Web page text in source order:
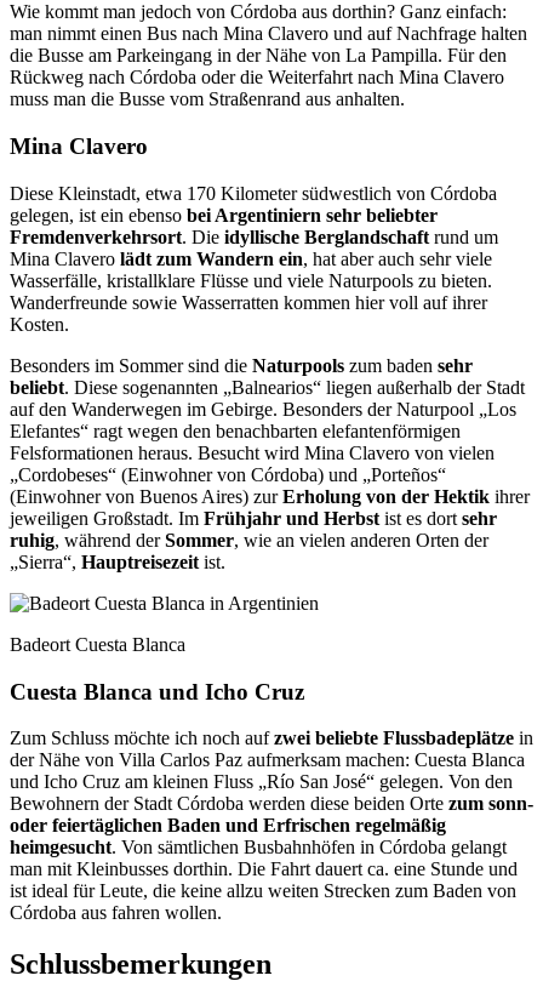
Wie kommt man jedoch von Córdoba aus dorthin? Ganz ein­fach:
man nimmt einen Bus nach Mina Clavero und auf Nachfrage halten
die Busse am Parkeingang in der Nähe von La Pampilla. Für den
Rückweg nach Córdoba oder die Wei­terfahrt nach Mina Clavero
muss man die Busse vom Straßenrand aus anhalten.
Mina Clavero
Diese Kleinstadt, etwa 170 Kilometer südwestlich von Córdoba
gelegen, ist ein ebenso bei Argentiniern sehr beliebter
Fremdenverkehrsort. Die idyllische Berglandschaft rund um
Mina Clavero lädt zum Wandern ein, hat aber auch sehr viele
Wasserfälle, kristallklare Flüsse und viele Naturpools zu bieten.
Wanderfreunde sowie Wasserratten kommen hier voll auf ihrer
Kosten.
Besonders im Sommer sind die Naturpools zum baden sehr
beliebt. Diese sogenannten „Balnearios“ liegen außerhalb der Stadt
auf den Wanderwegen im Ge­birge. Besonders der Naturpool „Los
Elefantes“ ragt wegen den benachbarten elefanten­förmigen
Felsformationen heraus. Besucht wird Mina Clavero von vielen
„Cordobeses“ (Einwohner von Córdoba) und „Porteños“
(Einwohner von Buenos Aires) zurErholung von der Hektik ihrer
jeweiligen Großstadt. Im Frühjahr und Herbst ist es dort sehr
ruhig, wäh­rend derSommer, wie an vielen anderen Orten der
„Sierra“, Hauptreisezeit ist.
Badeort Cuesta Blanca
Cuesta Blanca und Icho Cruz
Zum Schluss möchte ich noch aufzwei beliebte Flussbadeplätze in
der Nähe von Villa Carlos Paz aufmerksam machen: Cuesta Blanca
und Icho Cruz am kleinen Fluss „Río San José“ gelegen. Von den
Bewohnern der Stadt Córdoba werden diese beiden Orte zum sonn-
oder feiertäglichen Baden und Erfrischen regelmäßig
heimgesucht. Von sämtlichen Busbahnhöfen in Córdoba gelangt
man mit Kleinbusses dorthin. Die Fahrt dauert ca. eine Stunde und
ist ideal für Leute, die keine allzu weiten Strecken zum Baden von
Córdoba aus fahren wollen.
Schlussbemerkungen